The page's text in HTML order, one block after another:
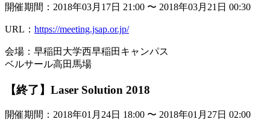
開催期間：2018年03月17日 21:00 〜 2018年03月21日 00:30
URL： https://meeting.jsap.or.jp/
会場：早稲田大学⻄早稲田キャンパス
ベルサール高田馬場
【終了】Laser Solution 2018
開催期間：2018年01月24日 18:00 〜 2018年01月27日 02:00